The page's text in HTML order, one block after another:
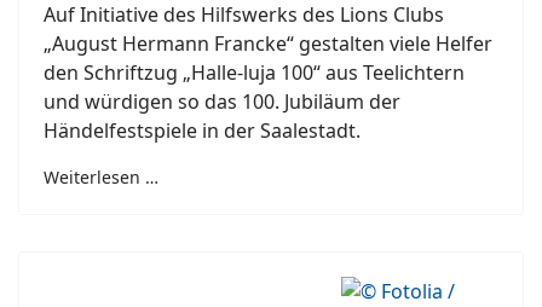
Auf Initiative des Hilfswerks des Lions Clubs
„August Hermann Francke“ gestalten viele Helfer
den Schriftzug „Halle-luja 100“ aus Teelichtern
und würdigen so das 100. Jubiläum der
Händelfestspiele in der Saalestadt.
Weiterlesen …